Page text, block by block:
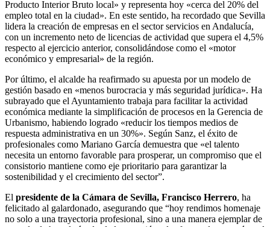
Producto Interior Bruto local» y representa hoy «cerca del 20% del
empleo total en la ciudad». En este sentido, ha recordado que Sevilla
lidera la creación de empresas en el sector servicios en Andalucía,
con un incremento neto de licencias de actividad que supera el 4,5%
respecto al ejercicio anterior, consolidándose como el «motor
económico y empresarial» de la región.
Por último, el alcalde ha reafirmado su apuesta por un modelo de
gestión basado en «menos burocracia y más seguridad jurídica». Ha
subrayado que el Ayuntamiento trabaja para facilitar la actividad
económica mediante la simplificación de procesos en la Gerencia de
Urbanismo, habiendo logrado «reducir los tiempos medios de
respuesta administrativa en un 30%». Según Sanz, el éxito de
profesionales como Mariano García demuestra que «el talento
necesita un entorno favorable para prosperar, un compromiso que el
consistorio mantiene como eje prioritario para garantizar la
sostenibilidad y el crecimiento del sector”.
El presidente de la Cámara de Sevilla, Francisco Herrero, ha
felicitado al galardonado, asegurando que “hoy rendimos homenaje
no solo a una trayectoria profesional, sino a una manera ejemplar de